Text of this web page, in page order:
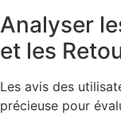
Analyser
et les
Les avis des
précieuse pour